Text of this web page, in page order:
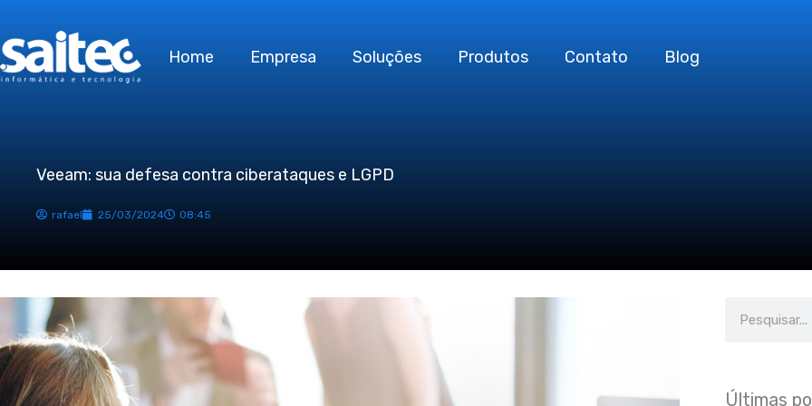
para
o
Home Empresa Soluções Produtos Contato Blog
Veeam: sua defesa contra ciberataques e LGPD
rafael 25/03/2024 08:45
Search
Últimas